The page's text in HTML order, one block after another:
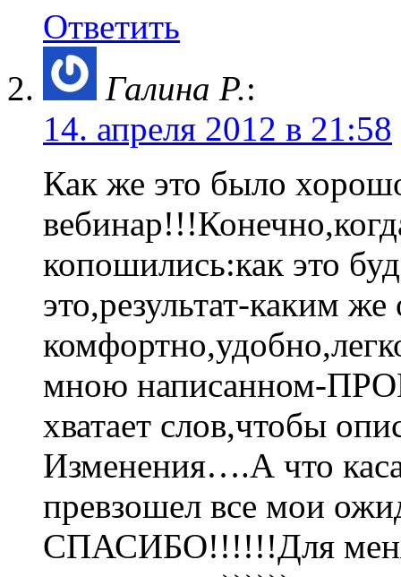
Ответить
Галина Р.:
14. апреля 2012 в 21:58
Как же это было
копошились:как это
это,результат-каким
мною написанном-
хватает слов,чтобы
Изменения….А что
превзошел все мои
СПАСИБО!!!!!!Для меня